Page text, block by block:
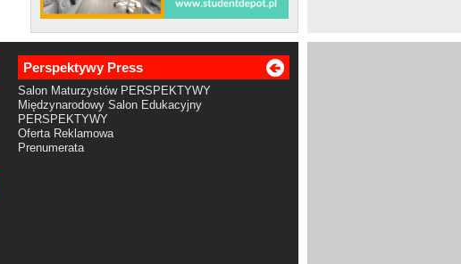
Perspektywy Press
Salon Maturzystów PERSPEKTYWY
Międzynarodowy Salon Edukacyjny
PERSPEKTYWY
Oferta Reklamowa
Prenumerata